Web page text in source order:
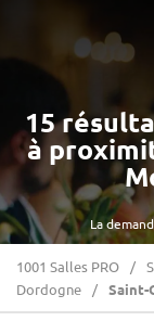
La
15
à
1001 Salles PRO
Dordogne
Saint-